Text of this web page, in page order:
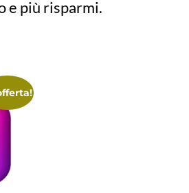
e più risparmi.